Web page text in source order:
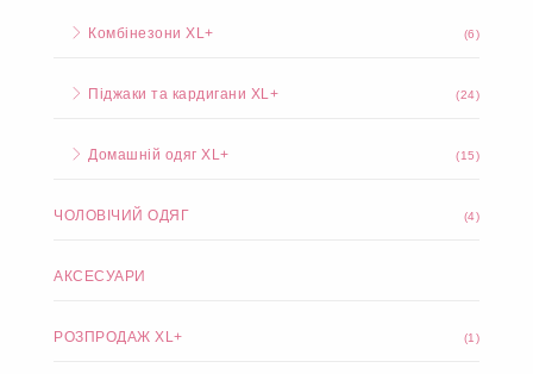
Комбінезони XL+ (6)
Піджаки та кардигани XL+ (24)
Домашній одяг XL+ (15)
ЧОЛОВІЧИЙ ОДЯГ (4)
АКСЕСУАРИ
РОЗПРОДАЖ XL+ (1)